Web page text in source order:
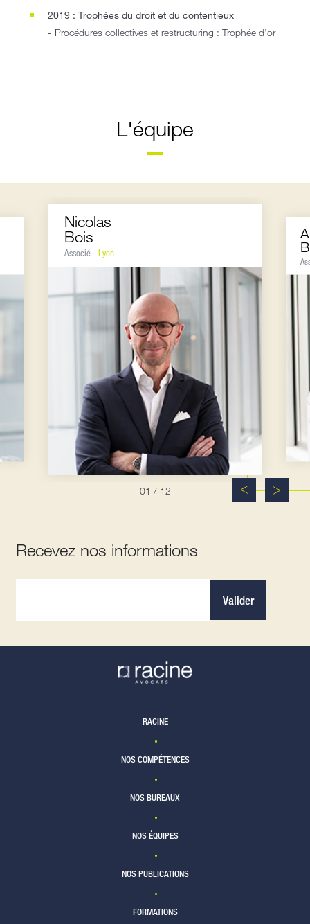
2019 : Trophées du droit et du contentieux
Procédures collectives et restructuring : Trophée d’or
L'équipe
Nicolas
Bois
Associé - Lyon
01 / 12
Recevez nos informations
Valider
RACINE
NOS COMPÉTENCES
NOS BUREAUX
NOS ÉQUIPES
NOS PUBLICATIONS
FORMATIONS